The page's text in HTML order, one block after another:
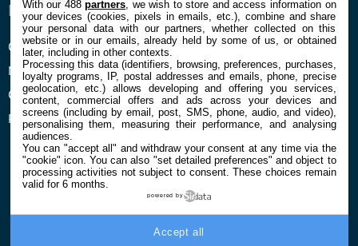
ENTREPRISE
Qui sommes nous
Mentions légales et CGU
Confidentialité et Cookies
Préférences cookies
À PROPOS
La rédaction
Contact
With our 488partners , we wish to store and access information on
your devices (cookies, pixels in emails, etc.), combine and share
your personal data with our partners, whether collected on this
website or in our emails, already held by some of us, or obtained
later, including in other contexts.
Processing this data (identifiers, browsing, preferences, purchases,
loyalty programs, IP, postal addresses and emails, phone, precise
geolocation, etc.) allows developing and offering you services,
content, commercial offers and ads across your devices and
screens (including by email, post, SMS, phone, audio, and video),
personalising them, measuring their performance, and analysing
audiences.
You can "accept all" and withdraw your consent at any time via the
"cookie" icon. You can also "set detailed preferences" and object to
processing activities not subject to consent. These choices remain
valid for 6 months.
powered by
Accept all